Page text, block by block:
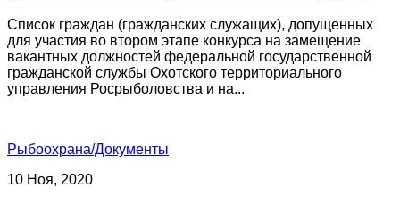
Список граждан (гражданских служащих), допущенных
для участия во втором этапе конкурса на замещение
вакантных должностей федеральной государственной
гражданской службы Охотского территориального
управления Росрыболовства и на...
Рыбоохрана/Документы
10 Ноя, 2020